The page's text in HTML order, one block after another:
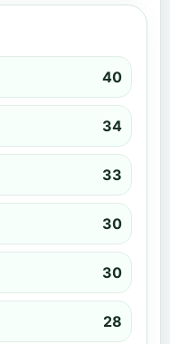
40
34
33
30
30
28